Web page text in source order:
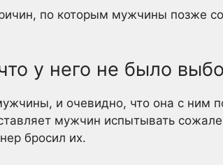
по которым мужчины позже
у него не было
и очевидно, что она с ним
мужчин испытывать
бросил их.